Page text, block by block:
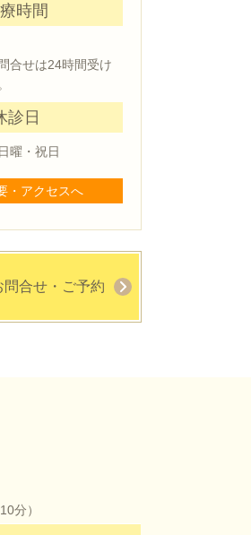
時間
合せは24時間受け
診日
曜・祝日
・アクセスへ
問合せ・ご予約
分）